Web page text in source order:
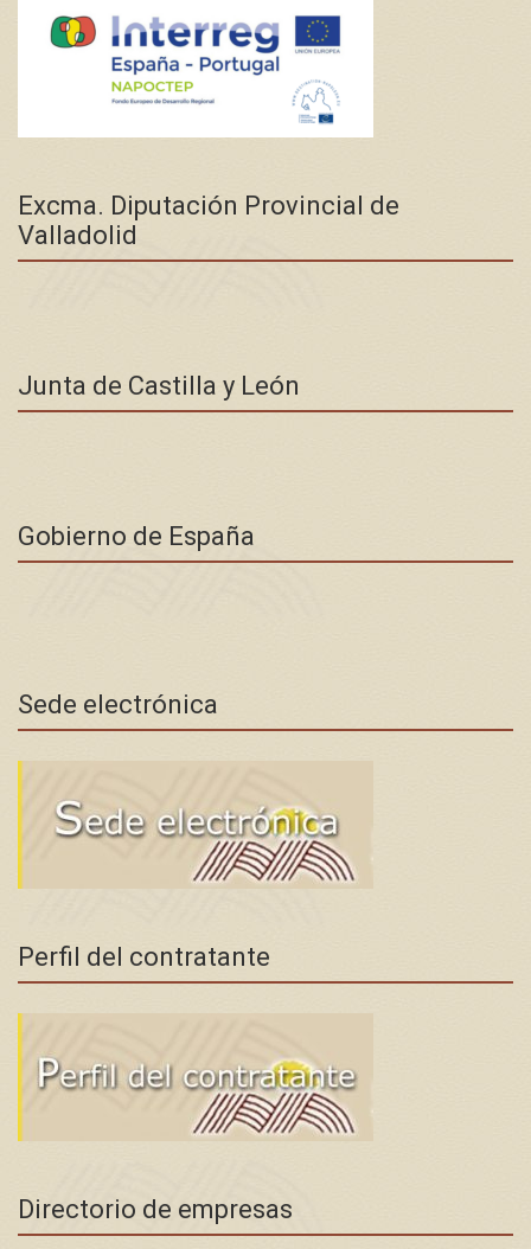
Excma. Diputación Provincial de
Valladolid
Junta de Castilla y León
Gobierno de España
Sede electrónica
Perfil del contratante
Directorio de empresas